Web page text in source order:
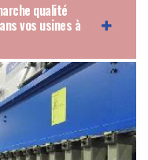
qualité
vos usines à